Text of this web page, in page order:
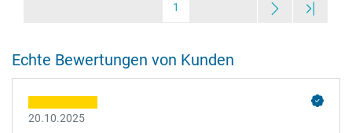
1
Echte Bewertungen von Kunden
20.10.2025